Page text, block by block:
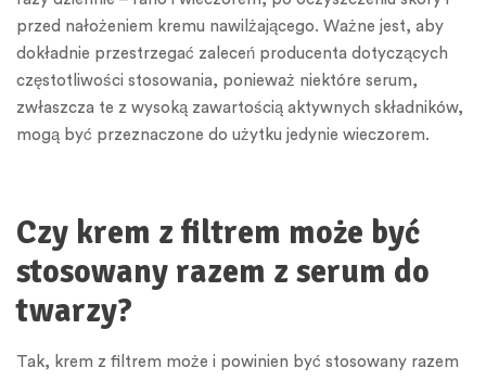
przed nałożeniem kremu nawilżającego. Ważne jest, aby
dokładnie przestrzegać zaleceń producenta dotyczących
częstotliwości stosowania, ponieważ niektóre serum,
zwłaszcza te z wysoką zawartością aktywnych składników,
mogą być przeznaczone do użytku jedynie wieczorem.
Czy krem z filtrem może być
stosowany razem z serum do
twarzy?
Tak, krem z filtrem może i powinien być stosowany razem